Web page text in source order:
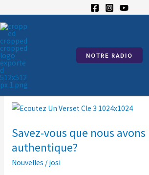
au
contenu
NOTRE RADIO
Verset clé
Savez-vous que nous avons
authentique?
Nouvelles / josi
Savez-
que
nous
un